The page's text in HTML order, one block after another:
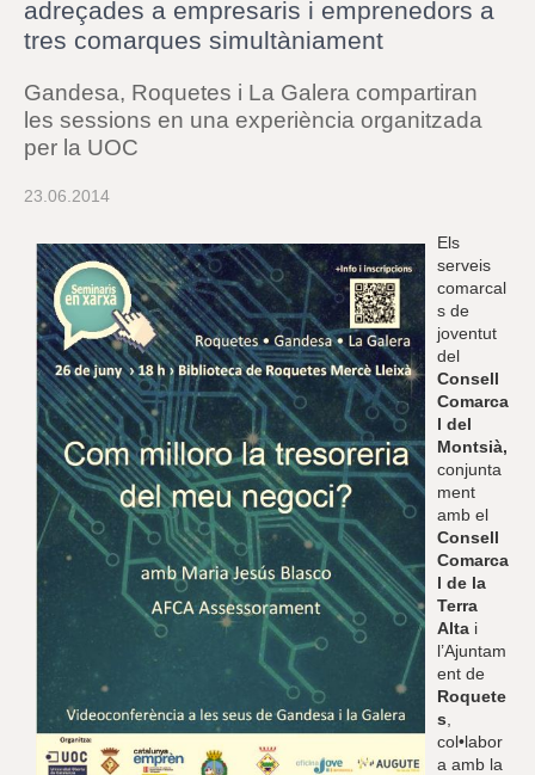
c
u
adreçades a empresaris i emprenedors a
tres comarques simultàniament
Gandesa, Roquetes i La Galera compartiran
les sessions en una experiència organitzada
per la UOC
23.06.2014
Els
serveis
comarcal
s de
joventut
del
Consell
Comarca
l del
Montsià,
conjunta
ment
amb el
Consell
Comarca
l de la
Terra
Alta i
l’Ajuntam
ent de
Roquete
s
col•labor
a amb la